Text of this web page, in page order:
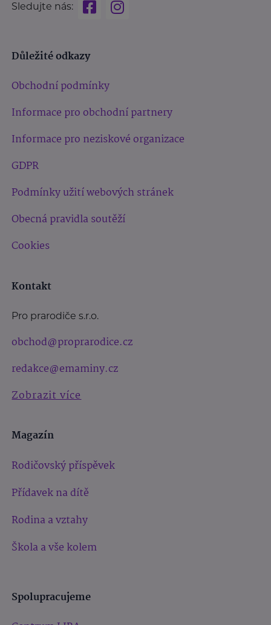
Sledujte nás:
Důležité odkazy
Obchodní podmínky
Informace pro obchodní partnery
Informace pro neziskové organizace
GDPR
Podmínky užití webových stránek
Obecná pravidla soutěží
Cookies
Kontakt
Pro prarodiče s.r.o.
obchod@proprarodice.cz
redakce@emaminy.cz
Zobrazit více
Magazín
Rodičovský příspěvek
Přídavek na dítě
Rodina a vztahy
Škola a vše kolem
Spolupracujeme